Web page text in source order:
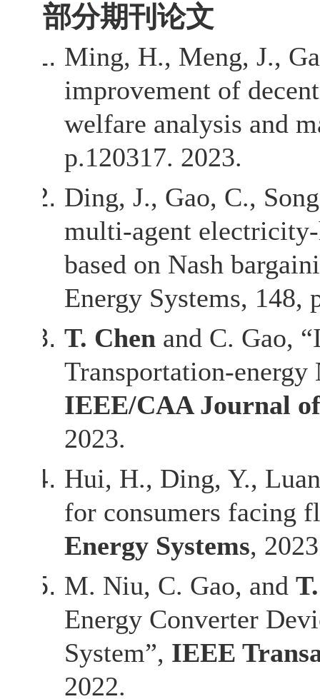
部分期刊论文
Ming, H., Meng, J.,
improvement of
welfare analysis and
p.120317. 2023.
Ding, J., Gao, C.,
multi-agent electricity-
based on Nash
Energy Systems, 148,
T. Chen and C. Gao,
Transportation-
IEEE/CAA Journal
2023.
Hui, H., Ding, Y.,
for consumers facing
Energy Systems,
M. Niu, C. Gao, and
Energy Converter
System”, IEEE
2022.